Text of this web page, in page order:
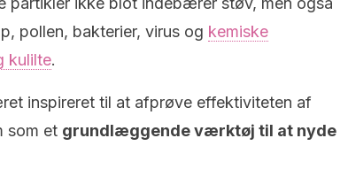
pollen, bakterier, virus og kemiske
kulilte.
inspireret til at afprøve effektiviteten af
som et grundlæggende værktøj til at nyde